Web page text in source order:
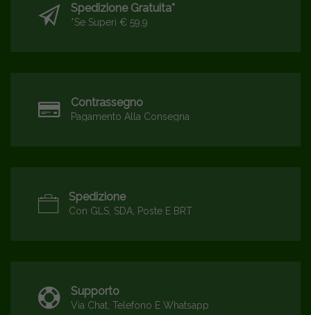
Spedizione Gratuita*
*se Superi € 59,9
Contrassegno
Pagamento Alla Consegna
Spedizione
Con GLS, SDA, Poste E BRT
Supporto
Via Chat, Telefono E Whatsapp